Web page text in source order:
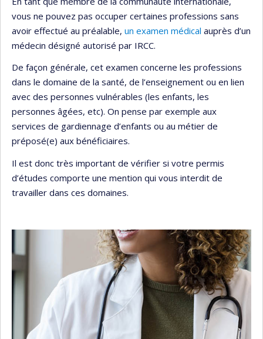
vous ne pouvez pas occuper certaines professions sans
avoir effectué au préalable, un examen médical auprès d’un
médecin désigné autorisé par IRCC.
De façon générale, cet examen concerne les professions
dans le domaine de la santé, de l’enseignement ou en lien
avec des personnes vulnérables (les enfants, les
personnes âgées, etc). On pense par exemple aux
services de gardiennage d’enfants ou au métier de
préposé(e) aux bénéficiaires.
Il est donc très important de vérifier si votre permis
d’études comporte une mention qui vous interdit de
travailler dans ces domaines.